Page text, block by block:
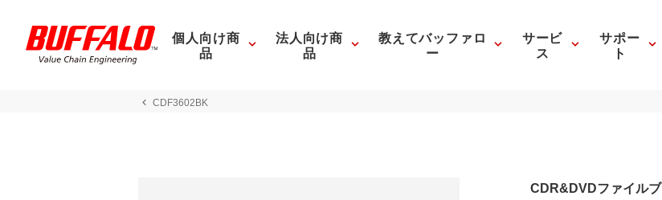
個人向け商
品
法人向け商
品
教えてバッファロ
ー
サービ
ス
サポー
ト
CDF3602BK
CDR&DVDファイル